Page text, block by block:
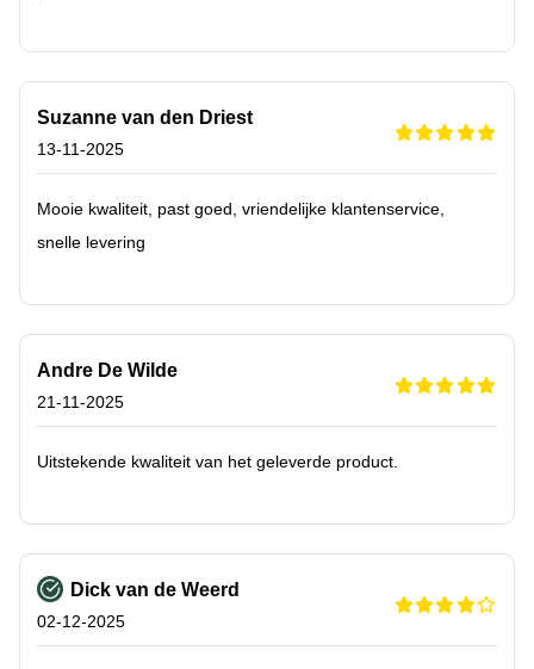
Suzanne van den Driest
13-11-2025
Mooie kwaliteit, past goed, vriendelijke klantenservice,
snelle levering
Andre De Wilde
21-11-2025
Uitstekende kwaliteit van het geleverde product.
Dick van de Weerd
02-12-2025